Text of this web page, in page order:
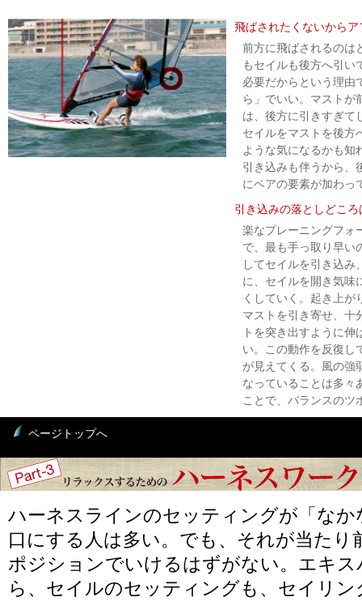
飛ばされたくないから
前方に飛ばされるのは
もセイルも後方へ引い
必要だからという理由
ら」でいい。マストが
は、後方に引きすぎて
セイルをマストを後方
ような気になるかも知
引き込みも伴うから、
にベアの要素が加わっ
引き込みの落としどころ
楽なプレーニングフォ
で、最も手っ取り早い
してセイルを引き込み
に、セイルを開き気味
くしていく。起き上が
マストを引き寄せ、十
トを突き出すように
い。この動作を反復し
が見えてくる。風の強
なっていることは多々
ことで、バランスのツ
ページトップへ
ハーネスラインのセッティングが「な
口にする人は多い。でも、それが当たり
ポジションでいけるはずがない。エキ
ら、セイルのセッティングも、セイリ